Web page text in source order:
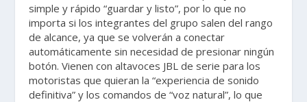
simple y rápido “guardar y listo”, por lo que no
importa si los integrantes del grupo salen del rango
de alcance, ya que se volverán a conectar
automáticamente sin necesidad de presionar ningún
botón. Vienen con altavoces JBL de serie para los
motoristas que quieran la “experiencia de sonido
definitiva” y los comandos de “voz natural”, lo que